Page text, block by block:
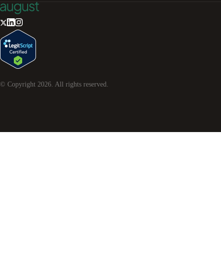
© Copyright 2026 . All rights reserved.